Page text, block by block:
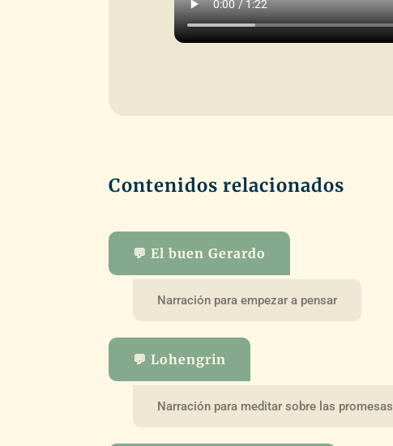
Contenidos relacionados
💬 El buen Gerardo
Narración para empezar a pensar
💬 Lohengrin
Narración para meditar sobre las promesas